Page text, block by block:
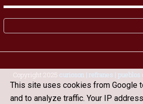
Copyright 2025 curioson | refranes | pueblos
This site uses cookies from Google
and to analyze traffic. Your IP